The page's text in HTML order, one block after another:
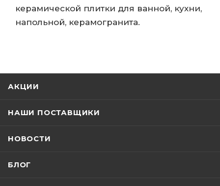
керамической плитки для ванной, кухни,
напольной, керамогранита.
АКЦИИ
НАШИ ПОСТАВЩИКИ
НОВОСТИ
БЛОГ